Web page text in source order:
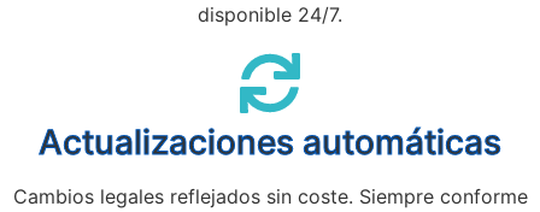
disponible 24/7.
Actualizaciones automáticas
Cambios legales reflejados sin coste. Siempre conforme